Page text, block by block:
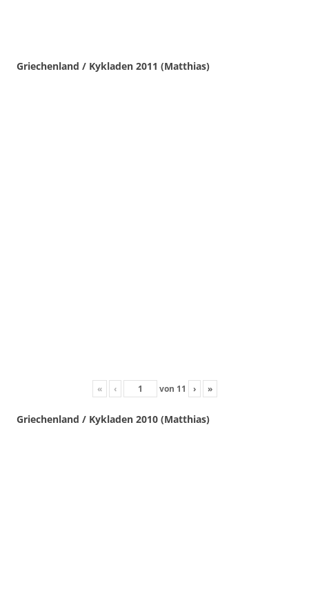
Griechenland / Kykladen 2011 (Matthias)
« ‹ von 11 › »
Griechenland / Kykladen 2010 (Matthias)